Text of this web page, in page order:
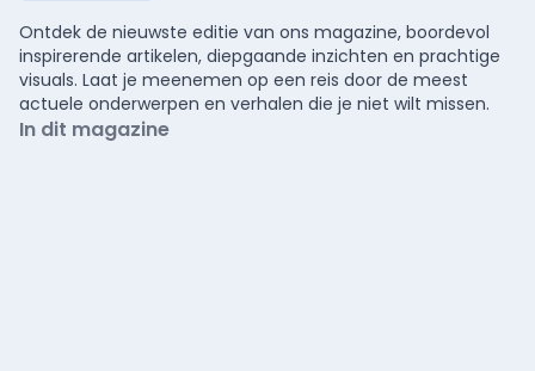
Ontdek de nieuwste editie van ons magazine, boordevol
inspirerende artikelen, diepgaande inzichten en prachtige
visuals. Laat je meenemen op een reis door de meest
actuele onderwerpen en verhalen die je niet wilt missen.
In dit magazine